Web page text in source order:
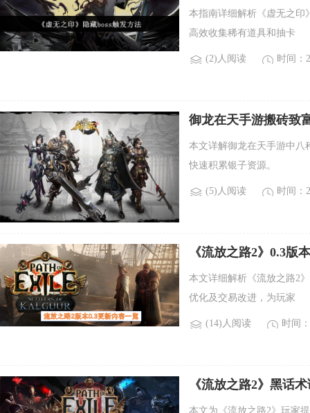
本指南详细解析《虚无之印
高效收集稀有道具和抽卡
(2)人阅读 时间：
御龙在天手游搬砖致
本文详解御龙在天手游中八
快速积累银子资源。
(5)人阅读 时间：
《流放之路2》0.3版
本文详细解析《流放之路2
优化及交易改进，为玩家
(14)人阅读 时间
《流放之路2》黑话
本文为《流放之路2》玩家